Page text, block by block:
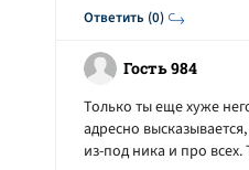
Ответить (0)
Гость 984
Только ты еще хуже
адресно
из-под ника и про всех.